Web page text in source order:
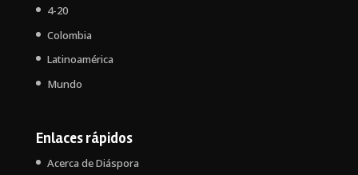
4-20
Colombia
Latinoamérica
Mundo
Enlaces rápidos
Acerca de Diáspora